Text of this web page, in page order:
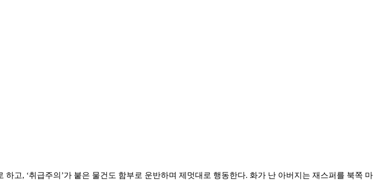
고, ‘취급주의’가 붙은 물건도 함부로 운반하며 제멋대로 행동한다. 화가 난 아버지는 재스퍼를 북쪽 마